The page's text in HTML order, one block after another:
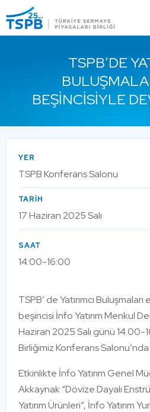
Close
TSPB’DE
BEŞINCISIYLE
YER
TSPB Konferans Salonu
TARİH
17 Haziran 2025 Salı
SAAT
14:00-16:00
TSPB’ de Yatırımcı
beşincisi İnfo Yatırım Menkul
Haziran 2025 Salı günü 14.00-
Birliğimiz Konferans
Etkinlikte İnfo Yatırım Genel
Akkaynak “Dövize Dayalı
Yatırım Ürünleri”, İnfo Yatırım